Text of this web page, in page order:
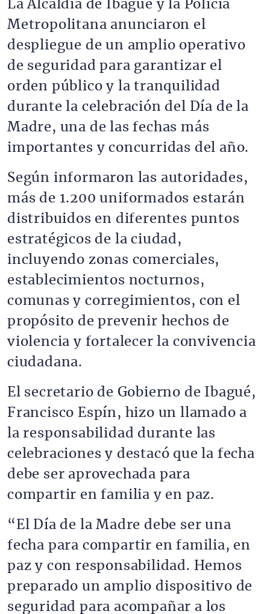
La Alcaldía de Ibagué y la Policía
Metropolitana anunciaron el
despliegue de un amplio operativo
de seguridad para garantizar el
orden público y la tranquilidad
durante la celebración del Día de la
Madre, una de las fechas más
importantes y concurridas del año.
Según informaron las autoridades,
más de 1.200 uniformados estarán
distribuidos en diferentes puntos
estratégicos de la ciudad,
incluyendo zonas comerciales,
establecimientos nocturnos,
comunas y corregimientos, con el
propósito de prevenir hechos de
violencia y fortalecer la convivencia
ciudadana.
El secretario de Gobierno de Ibagué,
Francisco Espín, hizo un llamado a
la responsabilidad durante las
celebraciones y destacó que la fecha
debe ser aprovechada para
compartir en familia y en paz.
“El Día de la Madre debe ser una
fecha para compartir en familia, en
paz y con responsabilidad. Hemos
preparado un amplio dispositivo de
seguridad para acompañar a los